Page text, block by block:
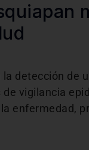
detección de
vigilancia
enfermedad,